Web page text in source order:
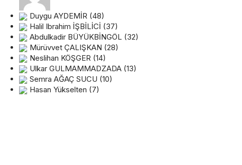
Duygu AYDEMİR (48)
Halil Ibrahim İŞBİLİCİ (37)
Abdulkadir BÜYÜKBİNGÖL (32)
Mürüvvet ÇALIŞKAN (28)
Neslihan KÖŞGER (14)
Ulkar GULMAMMADZADA (13)
Semra AĞAÇ SUCU (10)
Hasan Yükselten (7)